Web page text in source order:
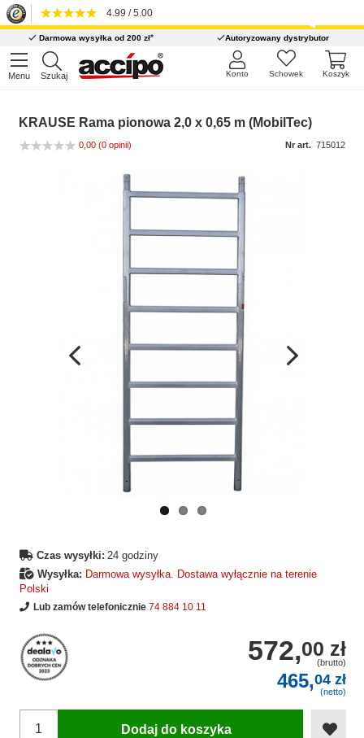
4.99 / 5.00
Darmowa wysyłka od 200 zł* Autoryzowany dystrybutor
Menu Szukaj Koszyk
Schowek
Konto
KRAUSE Rama pionowa 2,0 x 0,65 m (MobilTec)
0,00 (0 opinii) Nr art. 715012
Czas wysyłki: 24 godziny
Wysyłka: Darmowa wysyłka. Dostawa wyłącznie na terenie
Polski
Lub zamów telefonicznie 74 884 10 11
572,00 zł
(brutto)
465,04 zł
(netto)
Dodaj do koszyka